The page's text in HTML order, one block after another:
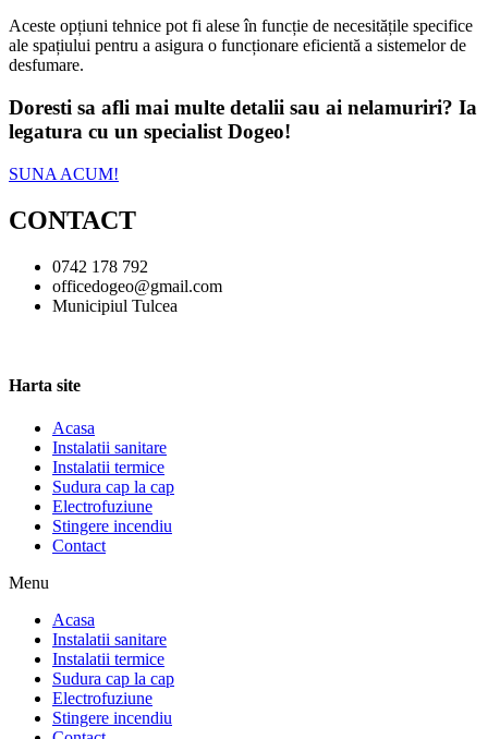
Aceste opțiuni tehnice pot fi alese în funcție de necesitățile specifice
ale spațiului pentru a asigura o funcționare eficientă a sistemelor de
desfumare.
Doresti sa afli mai multe detalii sau ai nelamuriri? Ia
legatura cu un specialist Dogeo!
SUNA ACUM!
CONTACT
0742 178 792
officedogeo@gmail.com
Municipiul Tulcea
Harta site
Acasa
Instalatii sanitare
Instalatii termice
Sudura cap la cap
Electrofuziune
Stingere incendiu
Contact
Menu
Acasa
Instalatii sanitare
Instalatii termice
Sudura cap la cap
Electrofuziune
Stingere incendiu